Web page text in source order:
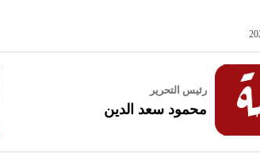
رئيس التحرير
محمود سعد الدين